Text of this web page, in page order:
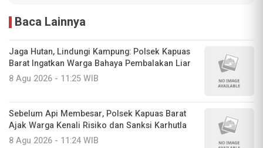
Baca Lainnya
Jaga Hutan, Lindungi Kampung: Polsek Kapuas
Barat Ingatkan Warga Bahaya Pembalakan Liar
8 Agu 2026 - 11:25 WIB
Sebelum Api Membesar, Polsek Kapuas Barat
Ajak Warga Kenali Risiko dan Sanksi Karhutla
8 Agu 2026 - 11:24 WIB